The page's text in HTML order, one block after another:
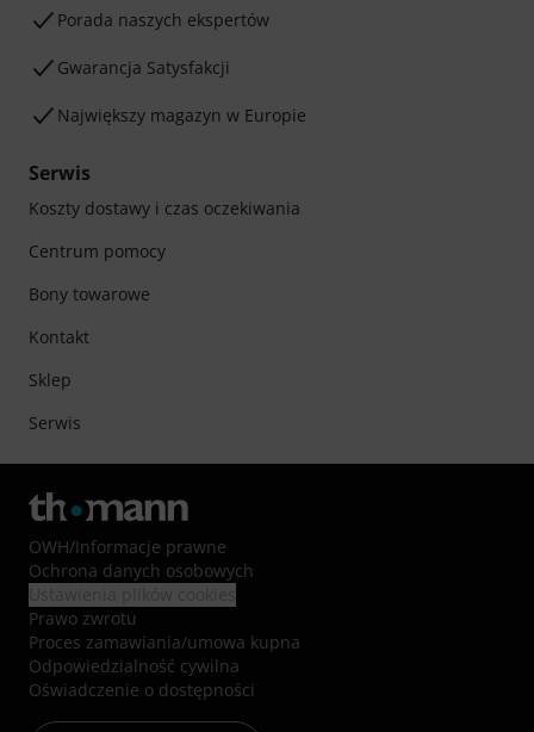
Porada naszych ekspertów
Gwarancja Satysfakcji
Największy magazyn w Europie
Serwis
Koszty dostawy i czas oczekiwania
Centrum pomocy
Bony towarowe
Kontakt
Sklep
Serwis
OWH/Informacje prawne
Ochrona danych osobowych
Prawo zwrotu
Proces zamawiania/umowa kupna
Odpowiedzialność cywilna
Oświadczenie o dostępności